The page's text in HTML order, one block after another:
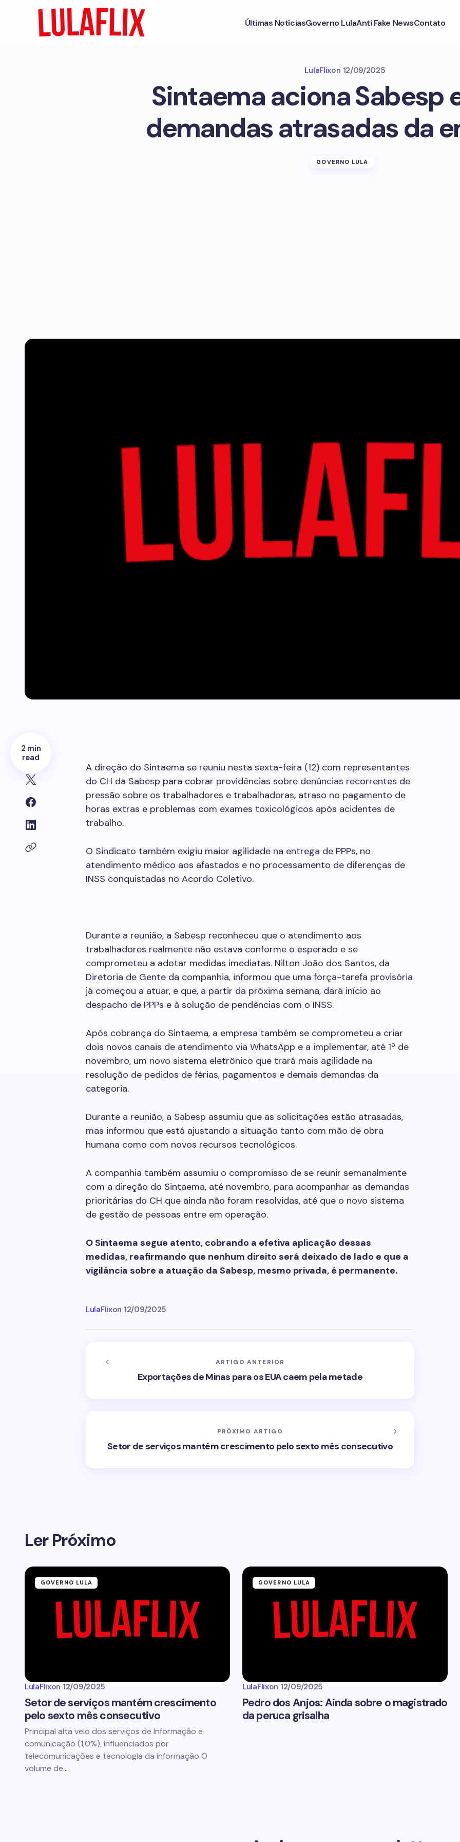
Últimas NotíciasGoverno LulaAnti Fake NewsContato
LulaFlixon 12/09/2025
Sintaema aciona Sabesp
demandas atrasadas da
GOVERNO LULA
2 min
read
A direção do Sintaema se reuniu nesta sexta-feira (12) com representantes
do CH da Sabesp para cobrar providências sobre denúncias recorrentes de
pressão sobre os trabalhadores e trabalhadoras, atraso no pagamento de
horas extras e problemas com exames toxicológicos após acidentes de
trabalho.
O Sindicato também exigiu maior agilidade na entrega de PPPs, no
atendimento médico aos afastados e no processamento de diferenças de
INSS conquistadas no Acordo Coletivo.
Durante a reunião, a Sabesp reconheceu que o atendimento aos
trabalhadores realmente não estava conforme o esperado e se
comprometeu a adotar medidas imediatas. Nilton João dos Santos, da
Diretoria de Gente da companhia, informou que uma força-tarefa provisória
já começou a atuar, e que, a partir da próxima semana, dará início ao
despacho de PPPs e à solução de pendências com o INSS.
Após cobrança do Sintaema, a empresa também se comprometeu a criar
dois novos canais de atendimento via WhatsApp e a implementar, até 1º de
novembro, um novo sistema eletrônico que trará mais agilidade na
resolução de pedidos de férias, pagamentos e demais demandas da
categoria.
Durante a reunião, a Sabesp assumiu que as solicitações estão atrasadas,
mas informou que está ajustando a situação tanto com mão de obra
humana como com novos recursos tecnológicos.
A companhia também assumiu o compromisso de se reunir semanalmente
com a direção do Sintaema, até novembro, para acompanhar as demandas
prioritárias do CH que ainda não foram resolvidas, até que o novo sistema
de gestão de pessoas entre em operação.
O Sintaema segue atento, cobrando a efetiva aplicação dessas
medidas, reafirmando que nenhum direito será deixado de lado e que a
vigilância sobre a atuação da Sabesp, mesmo privada, é permanente.
LulaFlixon 12/09/2025
ARTIGO ANTERIOR
Exportações de Minas para os EUA caem pela metade
PRÓXIMO ARTIGO
Setor de serviços mantém crescimento pelo sexto mês consecutivo
Ler Próximo
GOVERNO LULA
LulaFlixon 12/09/2025
Setor de serviços mantém crescimento
pelo sexto mês consecutivo
Principal alta veio dos serviços de Informação e
comunicação (1,0%), influenciados por
telecomunicações e tecnologia da informação O
volume de…
GOVERNO LULA
LulaFlixon 12/09/2025
Pedro dos Anjos: Ainda sobre o magistrado
da peruca grisalha